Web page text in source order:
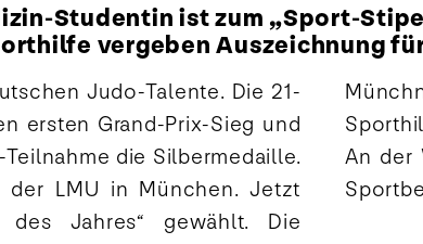
Studentin ist zum „Sport-
vergeben Auszeichnung
Judo-Talente. Die 21-
ersten Grand-Prix-Sieg und
die Silbermedaille.
LMU in München. Jetzt
Jahres“ gewählt. Die
Bank und Deutscher
gegen vier Finalisten durch.
Wochen fast 10.000